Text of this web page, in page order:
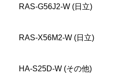
RAS-G56J2-W (日立)
RAS-X56M2-W (日立)
HA-S25D-W (その他)